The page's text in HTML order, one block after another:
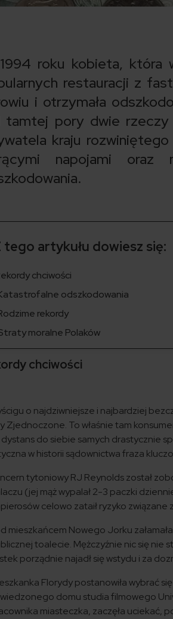
roku kobieta, która
restauracji z
i otrzymała
tamtej pory dwie rzeczy
kraju
napojami
tego artykułu dowiesz się:
chciwości
odszkodowania
rekordy
moralne Polaków
chciwości
o najdziwniejsze i najbardziej
Zjednoczone. To właśnie tam
dystans do siebie samych drastycznie
w historii sądownictwa fraza
tytoniowy RJ Reynolds został
(jej mąż wypalał 2-3 paczki
celowo zataił ryzyko związane
mieszkańcem Nowego Jorku
toalecie. Mężczyźnie nic się nie
porządnie najadł się wstydu i za
Florydy postanowiła wybrać
domu studia filmowego
miasteczka, zaczęła uciekać,